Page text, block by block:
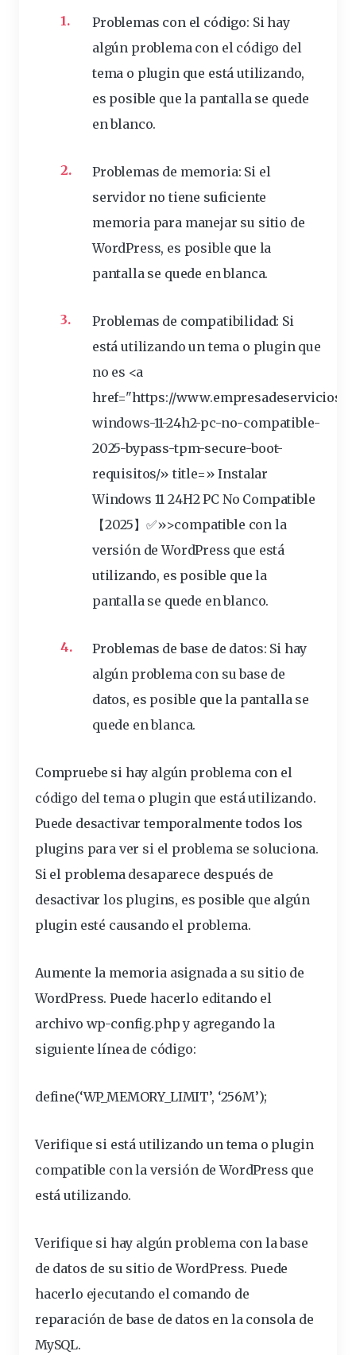
Problemas con el código: Si hay
algún problema con el código del
tema o pluginque estáutilizando,
es posible que la pantalla se quede
en blanco.
Problemas de memoria: Si el
servidor no tiene suficiente
memoria para manejar su sitio de
WordPress, es posible que la
pantalla se quede enblanca.
Problemas de compatibilidad: Si
está utilizando un tema o plugin que
no es <a
href="https://
windows-11-24h2-pc-no-compatible-
2025-bypass-tpm-secure-boot-
requisitos/» title=» Instalar
Windows 11 24H2 PC No Compatible
【2025】✅»>compatible con la
versión de WordPress que está
utilizando, es posible que la
pantalla se quede en blanco.
Problemas de base de datos: Si hay
algún problema con su base de
datos, es posible que la pantalla se
quede en blanca.
Compruebe si hay algún problema con el
código del tema o plugin que está utilizando.
Puede desactivar temporalmente todos los
plugins para ver si el problema se soluciona.
Si el problema desaparece después de
desactivar los plugins, es posible que algún
plugin esté causando el problema.
Aumente la memoria asignada a su sitio de
WordPress. Puede hacerlo editando el
archivo wp-config.phpy agregando la
siguiente línea de código:
define(‘WP_MEMORY_LIMIT’, ‘256M’);
Verifique si está utilizando un tema o plugin
compatible con la versión de WordPress que
está utilizando.
Verifique si hay algún problema con la base
de datos de su sitio de WordPress. Puede
hacerlo ejecutando el comando de
reparación de base de datos en la consola de
MySQL.